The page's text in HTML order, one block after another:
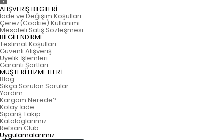
ALIŞVERİŞ BİLGİLERİ
İade ve Değişim Koşulları
Çerez(Cookie) Kullanımı
Mesafeli Satış Sözleşmesi
BİLGİLENDİRME
Teslimat Koşulları
Güvenli Alışveriş
Üyelik İşlemleri
Garanti Şartları
MÜŞTERİ HİZMETLERİ
Blog
Sıkça Sorulan Sorular
Yardım
Kargom Nerede?
Kolay İade
Sipariş Takip
Kataloglarımız
Refsan Club
Uygulamalarımız